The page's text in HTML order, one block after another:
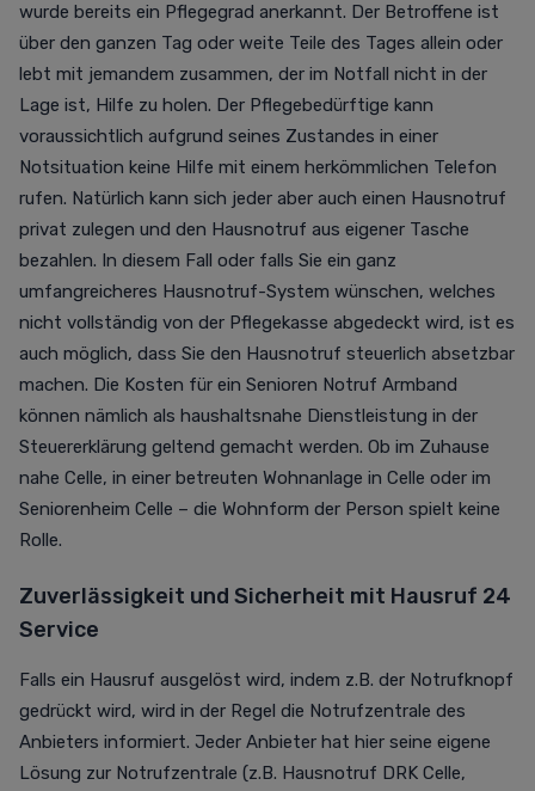
wurde bereits ein Pflegegrad anerkannt. Der Betroffene ist
über den ganzen Tag oder weite Teile des Tages allein oder
lebt mit jemandem zusammen, der im Notfall nicht in der
Lage ist, Hilfe zu holen. Der Pflegebedürftige kann
voraussichtlich aufgrund seines Zustandes in einer
Notsituation keine Hilfe mit einem herkömmlichen Telefon
rufen. Natürlich kann sich jeder aber auch einen Hausnotruf
privat zulegen und den Hausnotruf aus eigener Tasche
bezahlen. In diesem Fall oder falls Sie ein ganz
umfangreicheres Hausnotruf-System wünschen, welches
nicht vollständig von der Pflegekasse abgedeckt wird, ist es
auch möglich, dass Sie den Hausnotruf steuerlich absetzbar
machen. Die Kosten für ein Senioren Notruf Armband
können nämlich als haushaltsnahe Dienstleistung in der
Steuererklärung geltend gemacht werden. Ob im Zuhause
nahe Celle, in einer betreuten Wohnanlage in Celle oder im
Seniorenheim Celle – die Wohnform der Person spielt keine
Rolle.
Zuverlässigkeit und Sicherheit mit Hausruf 24
Service
Falls ein Hausruf ausgelöst wird, indem z.B. der Notrufknopf
gedrückt wird, wird in der Regel die Notrufzentrale des
Anbieters informiert. Jeder Anbieter hat hier seine eigene
Lösung zur Notrufzentrale (z.B. Hausnotruf DRK Celle,